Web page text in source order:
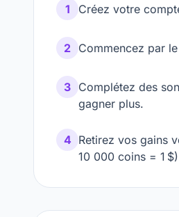
1 Créez votre
2 Commencez par
3 Complétez des
gagner plus.
4 Retirez vos gains
10 000 coins = 1